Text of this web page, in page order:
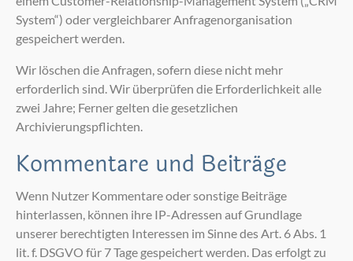
System“) oder vergleichbarer Anfragenorganisation
gespeichert werden.
Wir löschen die Anfragen, sofern diese nicht mehr
erforderlich sind. Wir überprüfen die Erforderlichkeit alle
zwei Jahre; Ferner gelten die gesetzlichen
Archivierungspflichten.
Kommentare und Beiträge
Wenn Nutzer Kommentare oder sonstige Beiträge
hinterlassen, können ihre IP-Adressen auf Grundlage
unserer berechtigten Interessen im Sinne des Art. 6 Abs. 1
lit. f. DSGVO für 7 Tage gespeichert werden. Das erfolgt zu